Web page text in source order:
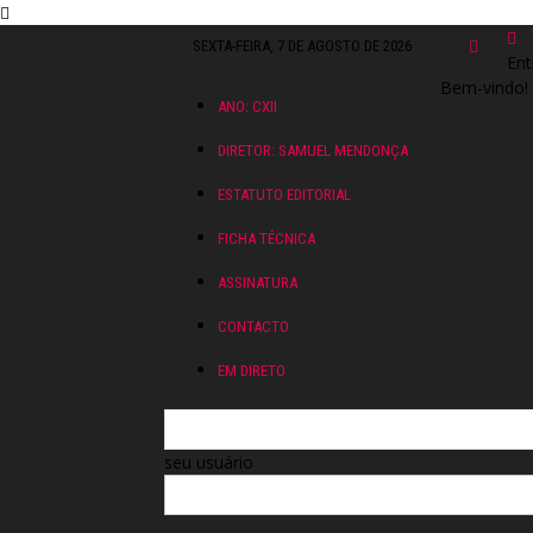
SEXTA-FEIRA, 7 DE AGOSTO DE 2026
ANO: CXII
DIRETOR: SAMUEL MENDONÇA
ESTATUTO EDITORIAL
FICHA TÉCNICA
ASSINATURA
CONTACTO
EM DIRETO
Bem-
seu usuário